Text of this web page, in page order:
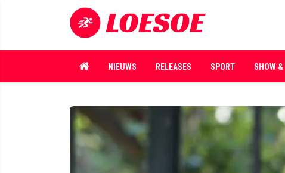
NIEUWS RELEASES SPORT SHOW &